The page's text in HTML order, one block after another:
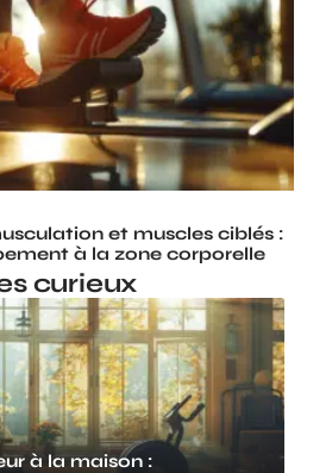
et muscles ciblés :
à la zone corporelle
curieux
à la maison :